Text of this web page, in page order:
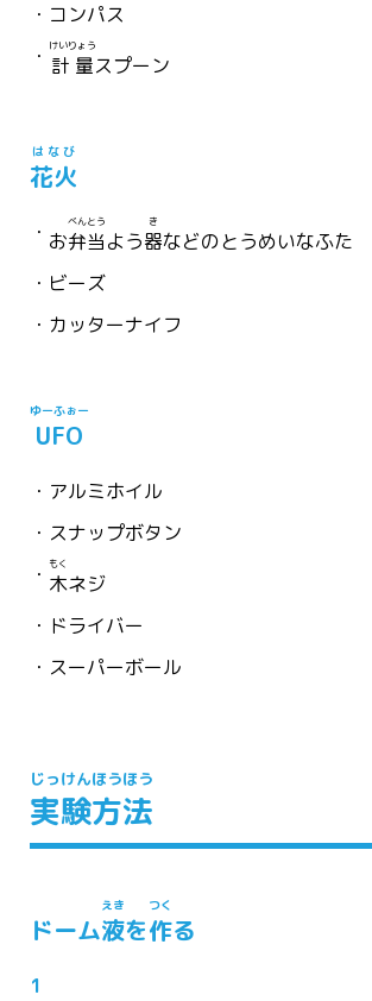
コンパス
計量
けいりょう
スプーン
花火
はなび
お弁当
べんとう
よう器
き
などのとうめいなふた
ビーズ
カッターナイフ
UFO
ゆーふぉー
アルミホイル
スナップボタン
木
もく
ネジ
ドライバー
スーパーボール
実験
じっけん
方法
ほうほう
ドーム液
えき
を作
つく
る
1